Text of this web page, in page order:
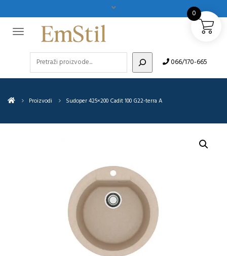
066/170-665
Proizvodi Sudoper 425×200 Cadit 100 G22-terra A
0